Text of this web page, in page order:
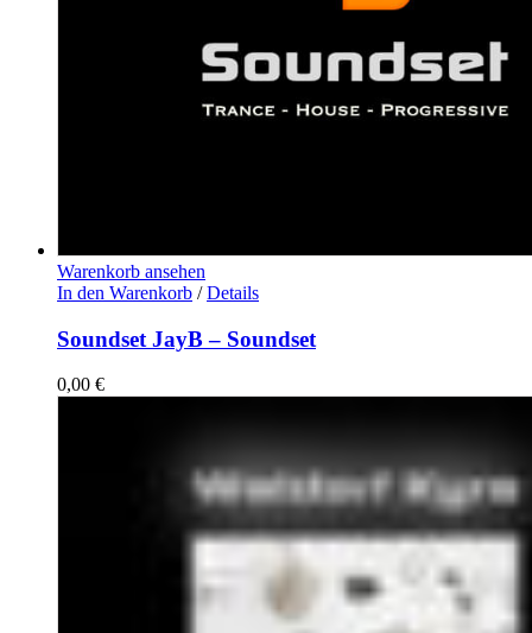
Warenkorb ansehen
In den Warenkorb / Details
Soundset JayB – Soundset
0,00 €